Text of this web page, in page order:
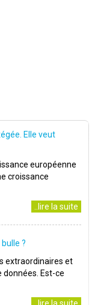
Elle veut
européenne
croissance
..lire la suite
?
extraordinaires et
Est-ce